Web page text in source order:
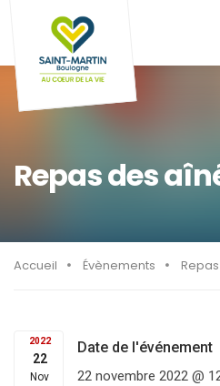
Repas des
Accueil Évènements
2022
22
Nov
Date de l'événement
22 novembre 2022 @